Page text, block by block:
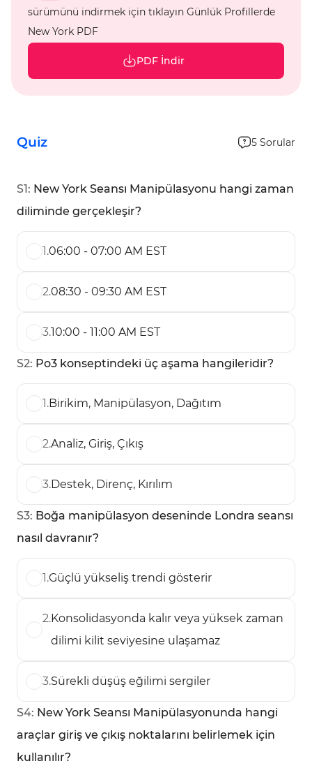
sürümünü indirmek için tıklayın Günlük Profillerde
New York PDF
PDF İndir
Quiz 5 Sorular
S1: New York Seansı Manipülasyonu hangi zaman
diliminde gerçekleşir?
1.06:00 - 07:00 AM EST
2.08:30 - 09:30 AM EST
3.10:00 - 11:00 AM EST
S2: Po3 konseptindeki üç aşama hangileridir?
1.Birikim, Manipülasyon, Dağıtım
2.Analiz, Giriş, Çıkış
3.Destek, Direnç, Kırılım
S3: Boğa manipülasyon deseninde Londra seansı
nasıl davranır?
1.Güçlü yükseliş trendi gösterir
2.Konsolidasyonda kalır veya yüksek zaman
dilimi kilit seviyesine ulaşamaz
3.Sürekli düşüş eğilimi sergiler
S4: New York Seansı Manipülasyonunda hangi
araçlar giriş ve çıkış noktalarını belirlemek için
kullanılır?